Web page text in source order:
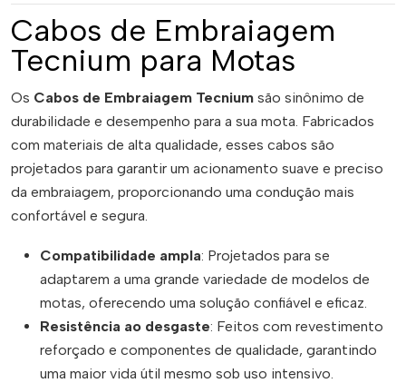
Cabos de Embraiagem
Tecnium para Motas
Os Cabos de Embraiagem Tecnium são sinônimo de
durabilidade e desempenho para a sua mota. Fabricados
com materiais de alta qualidade, esses cabos são
projetados para garantir um acionamento suave e preciso
da embraiagem, proporcionando uma condução mais
confortável e segura.
Compatibilidade ampla: Projetados para se
adaptarem a uma grande variedade de modelos de
motas, oferecendo uma solução confiável e eficaz.
Resistência ao desgaste: Feitos com revestimento
reforçado e componentes de qualidade, garantindo
uma maior vida útil mesmo sob uso intensivo.